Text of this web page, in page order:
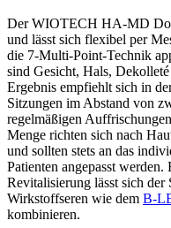
Der WIOTECH HA-MD
und lässt sich flexibel per
die 7-Multi-Point-Technik
sind Gesicht, Hals,
Ergebnis empfiehlt sich in
Sitzungen im Abstand von
regelmäßigen
Menge richten sich nach
und sollten stets an das
Patienten angepasst
Revitalisierung lässt sich der
Wirkstoffseren wie dem B-
kombinieren.